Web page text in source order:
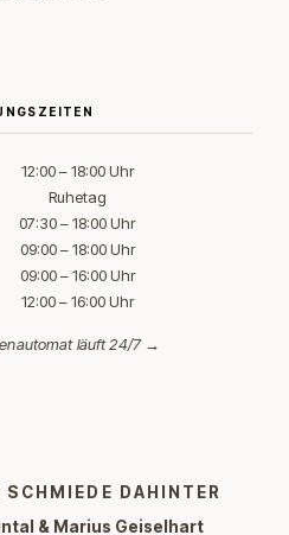
12:00 – 18:00 Uhr
Ruhetag
07:30 – 18:00 Uhr
09:00 – 18:00 Uhr
09:00 – 16:00 Uhr
12:00 – 16:00 Uhr
läuft 24/7 →
SCHMIEDE DAHINTER
& Marius Geiselhart